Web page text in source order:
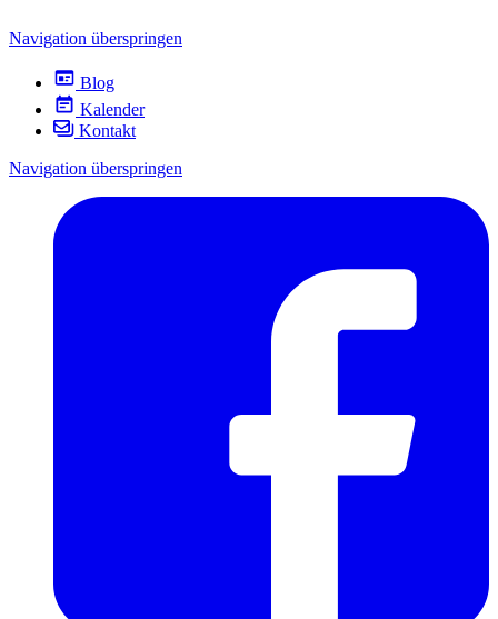
Navigation überspringen
Blog
Kalender
Kontakt
Navigation überspringen